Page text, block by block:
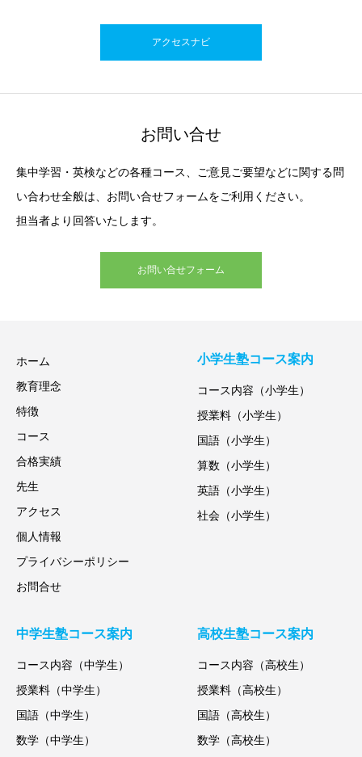
アクセスナビ
お問い合せ
集中学習・英検などの各種コース、ご意見ご要望などに関する問
い合わせ全般は、お問い合せフォームをご利用ください。
担当者より回答いたします。
お問い合せフォーム
ホーム
教育理念
特徴
コース
合格実績
先生
アクセス
個人情報
プライバシーポリシー
お問合せ
小学生塾コース案内
コース内容（小学生）
授業料（小学生）
国語（小学生）
算数（小学生）
英語（小学生）
社会（小学生）
中学生塾コース案内
コース内容（中学生）
授業料（中学生）
国語（中学生）
数学（中学生）
高校生塾コース案内
コース内容（高校生）
授業料（高校生）
国語（高校生）
数学（高校生）